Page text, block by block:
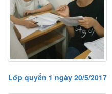
Lớp quyển 1 ngày 20/5/2017